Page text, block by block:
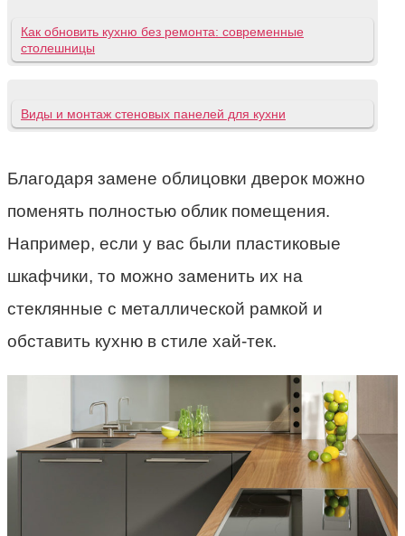
Как обновить кухню без ремонта: современные
столешницы
Виды и монтаж стеновых панелей для кухни
Благодаря замене облицовки дверок можно
поменять полностью облик помещения.
Например, если у вас были пластиковые
шкафчики, то можно заменить их на
стеклянные с металлической рамкой и
обставить кухню в стиле хай-тек.